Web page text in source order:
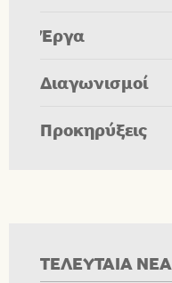
Έργα
Διαγωνισμοί
Προκηρύξεις
ΤΕΛΕΥΤΑΙΑ ΝΕΑ